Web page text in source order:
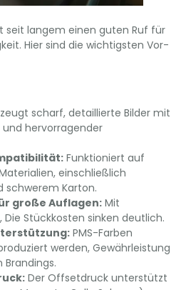
seit langem einen guten Ruf für
Hier sind die wichtigsten Vor-
scharf, detaillierte Bilder mit
hervorragender
Funktioniert auf
einschließlich
schwerem Karton.
große Auflagen: Mit
Stückkosten sinken deutlich.
PMS-Farben
werden, Gewährleistung
Der Offsetdruck unterstützt